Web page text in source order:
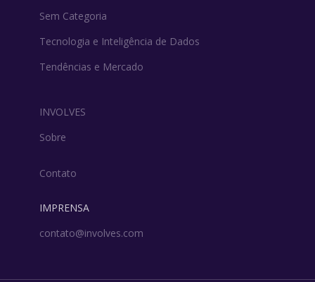
Sem Categoria
Tecnologia e Inteligência de Dados
Tendências e Mercado
INVOLVES
Sobre
Contato
IMPRENSA
contato@involves.com